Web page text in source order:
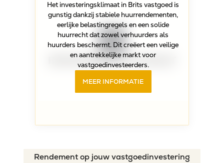
Het investeringsklimaat in Brits vastgoed is
gunstig dankzij stabiele huurrendementen,
eerlijke belastingregels en een solide
huurrecht dat zowel verhuurders als
huurders beschermt. Dit creëert een veilige
en aantrekkelijke markt voor
vastgoedinvesteerders.
MEER INFORMATIE
INVESTERINGS-KLIMAAT
Rendement op jouw vastgoedinvestering